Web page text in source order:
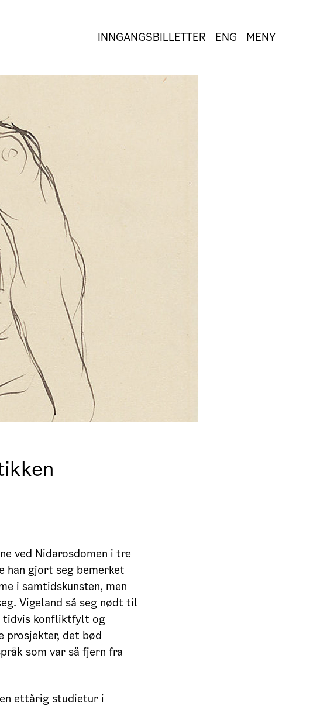
INNGANGSBILLETTER ENG MENY
ved Nidarosdomen i tre
han gjort seg bemerket
i samtidskunsten, men
Vigeland så seg nødt til
tidvis konfliktfylt og
prosjekter, det bød
som var så fjern fra
ettårig studietur i